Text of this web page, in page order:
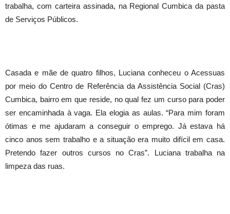
trabalha, com carteira assinada, na Regional Cumbica da pasta
de Serviços Públicos.
Casada e mãe de quatro filhos, Luciana conheceu o Acessuas
por meio do Centro de Referência da Assistência Social (Cras)
Cumbica, bairro em que reside, no qual fez um curso para poder
ser encaminhada à vaga. Ela elogia as aulas. “Para mim foram
ótimas e me ajudaram a conseguir o emprego. Já estava há
cinco anos sem trabalho e a situação era muito difícil em casa.
Pretendo fazer outros cursos no Cras”. Luciana trabalha na
limpeza das ruas.